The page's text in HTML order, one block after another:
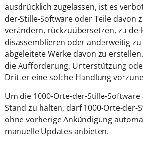
ausdrücklich zugelassen, ist es
der-Stille-Software oder Teile davon
verändern, rückzuübersetzen, zu
disassemblieren oder anderweitig
abgeleitete Werke davon zu
die Aufforderung, Unterstützung
Dritter eine solche Handlung
Um die 1000-Orte-der-Stille-
Stand zu halten, darf 1000-Orte-der-
ohne vorherige Ankündigung
manuelle Updates anbieten.